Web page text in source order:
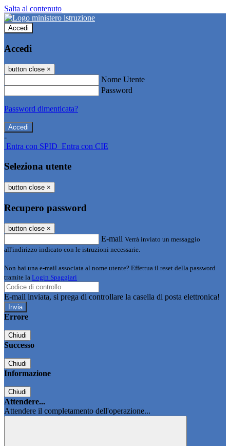
Salta al contenuto
Accedi
Accedi
button close ×
Nome Utente
Password
Password dimenticata?
-
Entra con SPID Entra con CIE
Seleziona utente
button close ×
Recupero password
button close ×
E-mail Verrà inviato un messaggio
all'indirizzo indicato con le istruzioni necessarie.
Non hai una e-mail associata al nome utente? Effettua il reset della password
tramite la Login Spaggiari
E-mail inviata, si prega di controllare la casella di posta elettronica!
Errore
Chiudi
Successo
Chiudi
Informazione
Chiudi
Attendere...
Attendere il completamento dell'operazione...